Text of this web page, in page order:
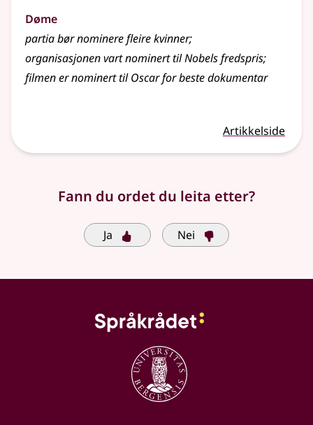
Døme
partia bør nominere fleire kvinner;
organisasjonen vart nominert til Nobels fredspris;
filmen er nominert til Oscar for beste dokumentar
Artikkelside
Fann du ordet du leita etter?
Ja Nei